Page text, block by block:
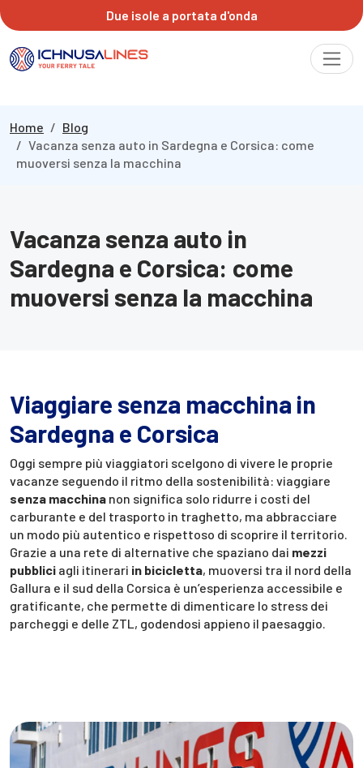
Due isole a portata d'onda
Home
Blog
Vacanza senza auto in Sardegna e Corsica: come
muoversi senza la macchina
Vacanza senza auto in
Sardegna e Corsica: come
muoversi senza la macchina
Viaggiare senza macchina in
Sardegna e Corsica
Oggi sempre più viaggiatori scelgono di vivere le proprie
vacanze seguendo il ritmo della sostenibilità: viaggiare
senza macchina non significa solo ridurre i costi del
carburante e del trasporto in traghetto, ma abbracciare
un modo più autentico e rispettoso di scoprire il territorio.
Grazie a una rete di alternative che spaziano dai mezzi
pubblici agli itinerari in bicicletta, muoversi tra il nord della
Gallura e il sud della Corsica è un’esperienza accessibile e
gratificante, che permette di dimenticare lo stress dei
parcheggi e delle ZTL, godendosi appieno il paesaggio.